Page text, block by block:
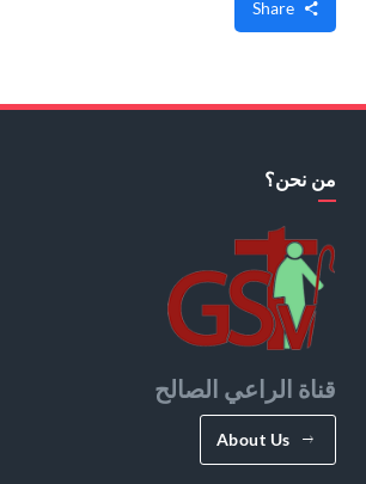
من نحن؟
قناة الراعي الصالح
About Us